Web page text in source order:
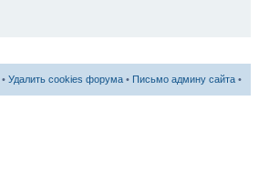
• Удалить cookies форума • Письмо админу сайта •